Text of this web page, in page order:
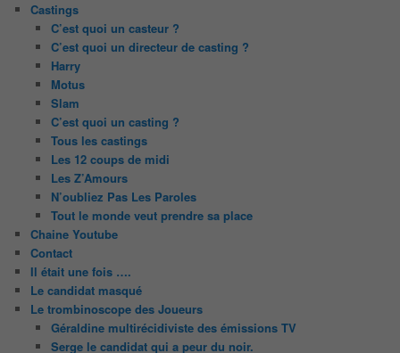
Castings
C’est quoi un casteur ?
C’est quoi un directeur de casting ?
Harry
Motus
Slam
C’est quoi un casting ?
Tous les castings
Les 12 coups de midi
Les Z’Amours
N’oubliez Pas Les Paroles
Tout le monde veut prendre sa place
Chaine Youtube
Contact
Il était une fois ….
Le candidat masqué
Le trombinoscope des Joueurs
Géraldine multirécidiviste des émissions TV
Serge le candidat qui a peur du noir.